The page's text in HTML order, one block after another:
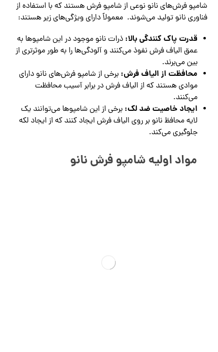
شامپو فرش‌های نانو نوعی از شامپو فرش هستند که با استفاده از
فناوری نانو تولید می‌شوند. معمولاً دارای ویژگی‌های زیر هستند:
قدرت پاک کنندگی بالا: ذرات نانو موجود در این شامپوها به
عمق الیاف فرش نفوذ می‌کنند و آلودگی‌ها را به طور موثرتری از
بین می‌برند.
محافظت از الیاف فرش: برخی از شامپو فرش‌های نانو دارای
موادی هستند که از الیاف فرش در برابر آسیب محافظت
می‌کنند.
ایجاد خاصیت ضد لک: برخی از این شامپوها می‌توانند یک
لایه محافظ نانو بر روی الیاف فرش ایجاد کنند که از ایجاد لکه
جلوگیری می‌کند.
مواد اولیه شامپو فرش نانو